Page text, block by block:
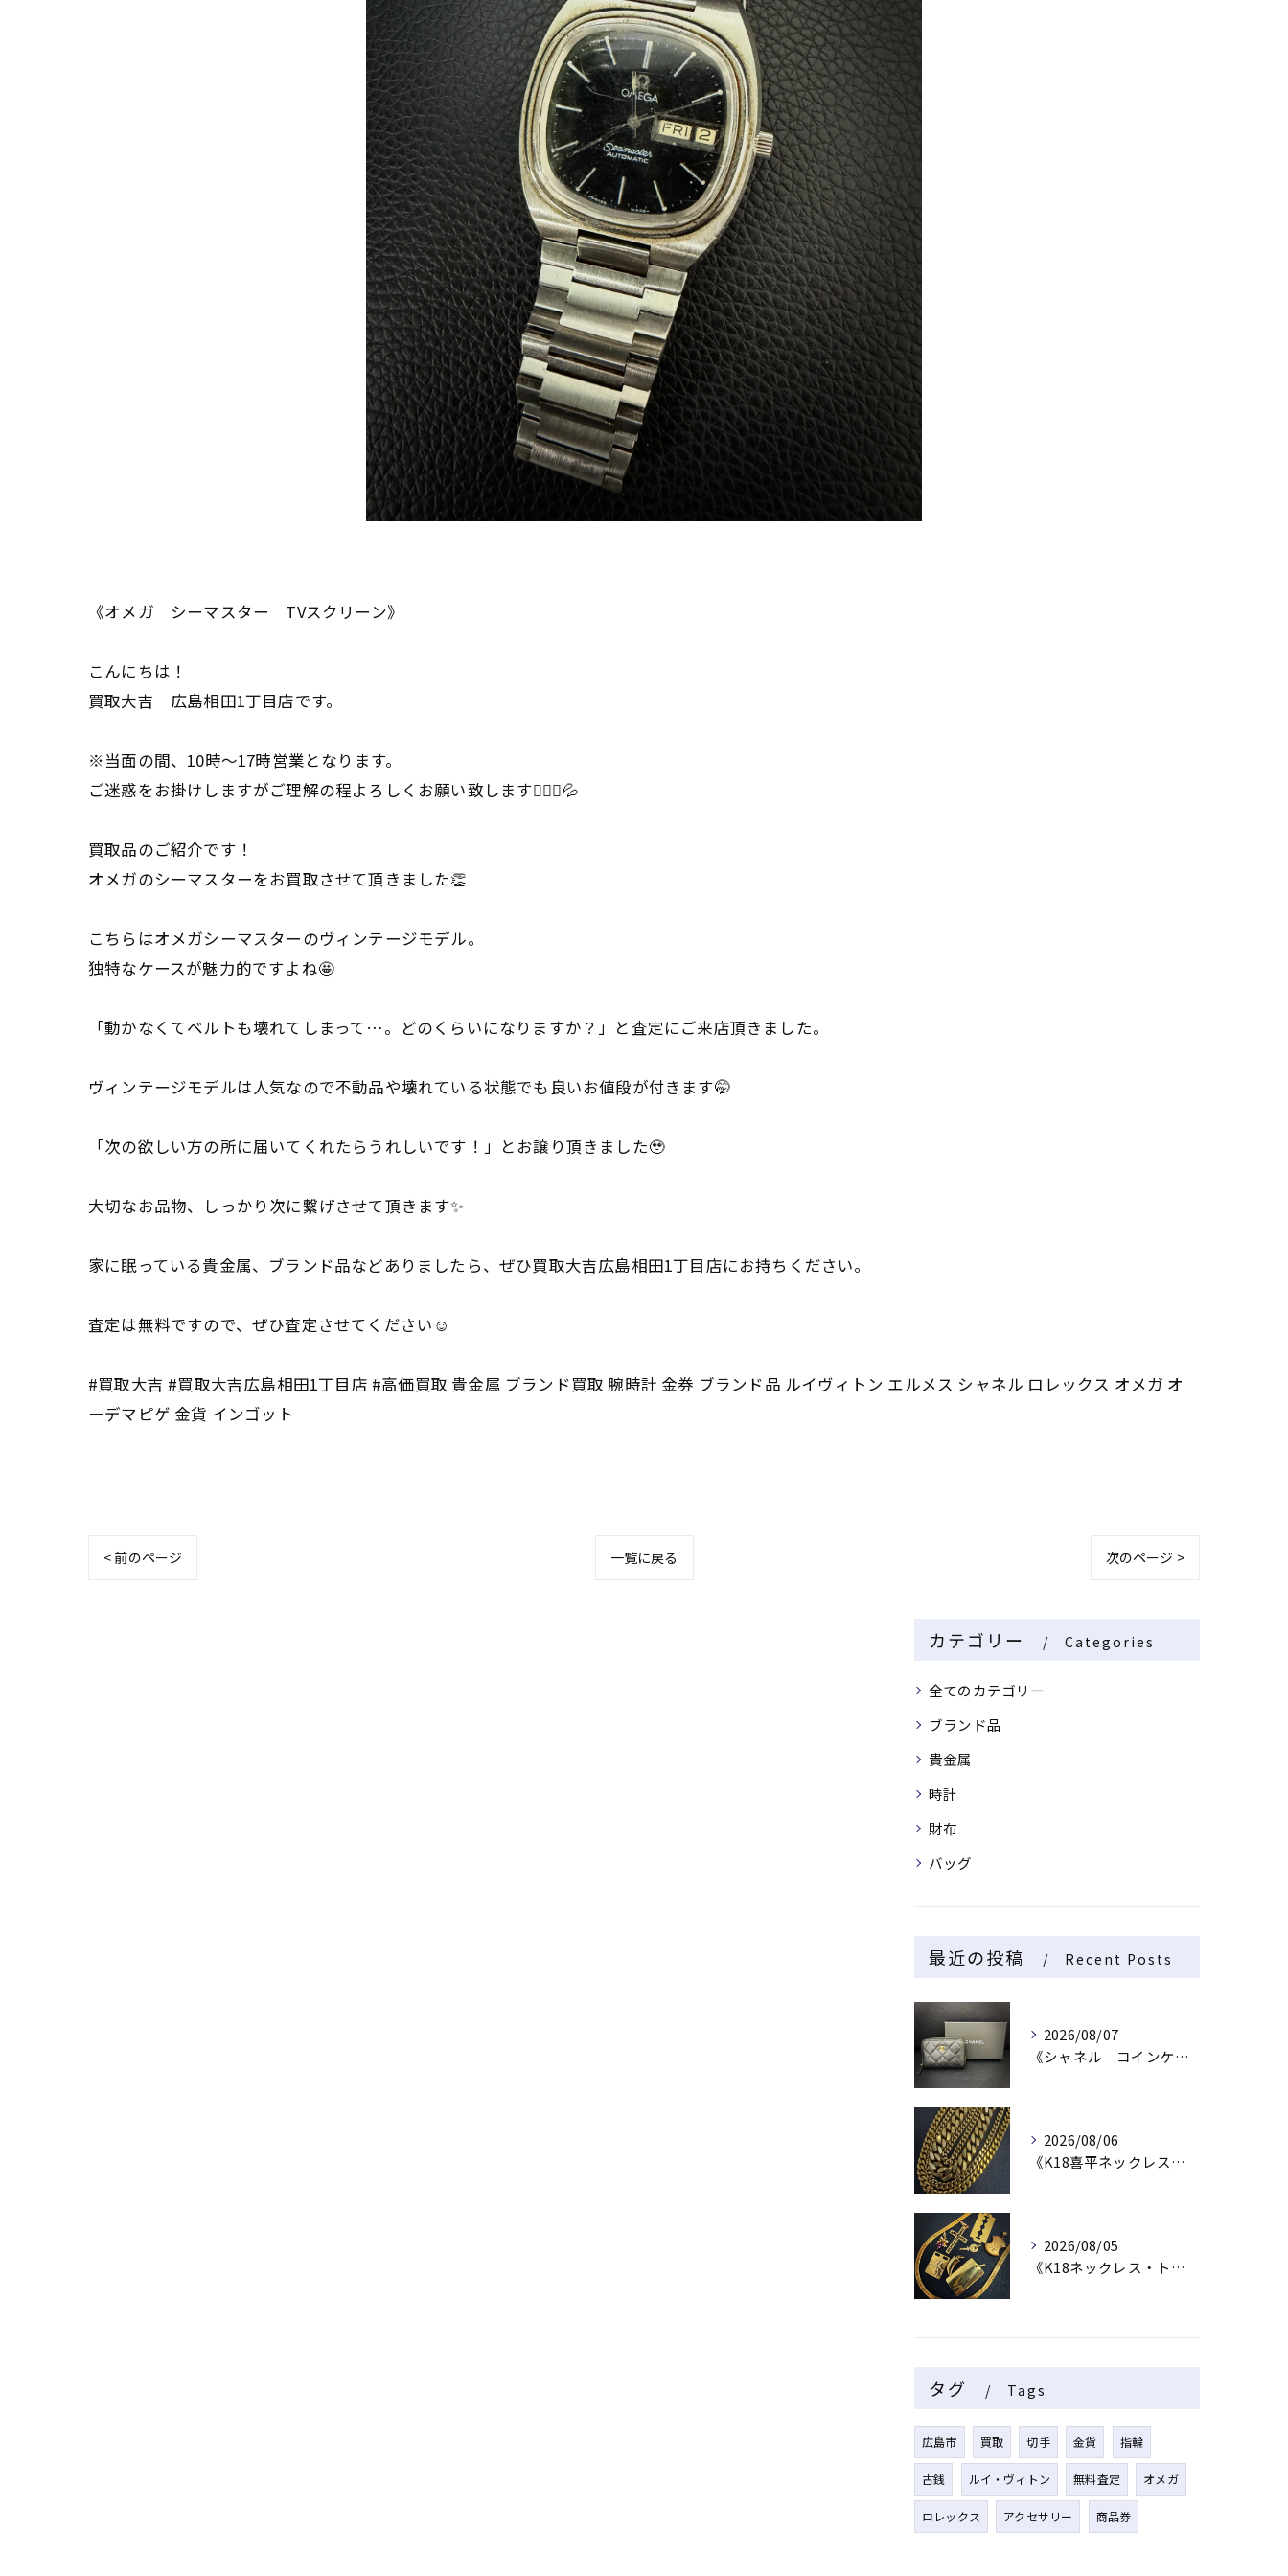
《オメガ シーマスター TVスクリーン》
こんにちは！
買取大吉 広島相田1丁目店です。
※当面の間、10時〜17時営業となります。
ご迷惑をお掛けしますがご理解の程よろしくお願い致します🙇🏻‍♀️💦
買取品のご紹介です！
オメガのシーマスターをお買取させて頂きました👏
こちらはオメガシーマスターのヴィンテージモデル。
独特なケースが魅力的ですよね🤩
「動かなくてベルトも壊れてしまって…。どのくらいになりますか？」と査定にご来店頂きました。
ヴィンテージモデルは人気なので不動品や壊れている状態でも良いお値段が付きます🤭
「次の欲しい方の所に届いてくれたらうれしいです！」とお譲り頂きました🥹
大切なお品物、しっかり次に繋げさせて頂きます✨
家に眠っている貴金属、ブランド品などありましたら、ぜひ買取大吉広島相田1丁目店にお持ちください。
査定は無料ですので、ぜひ査定させてください☺️
#買取大吉 #買取大吉広島相田1丁目店 #高価買取 貴金属 ブランド買取 腕時計 金券 ブランド品 ルイヴィトン エルメス シャネル ロレックス オメガ オ
ーデマピゲ 金貨 インゴット
< 前のページ 一覧に戻る 次のページ >
カテゴリー Categories
全てのカテゴリー
ブランド品
貴金属
時計
財布
バッグ
最近の投稿 Recent Posts
2026/08/07
《シャネル コインケース》
2026/08/06
《K18喜平ネックレス・ブレスレット》
2026/08/05
《K18ネックレス・トップ》
タグ Tags
広島市 買取 切手 金貨 指輪
古銭 ルイ・ヴィトン 無料査定 オメガ
ロレックス アクセサリー 商品券